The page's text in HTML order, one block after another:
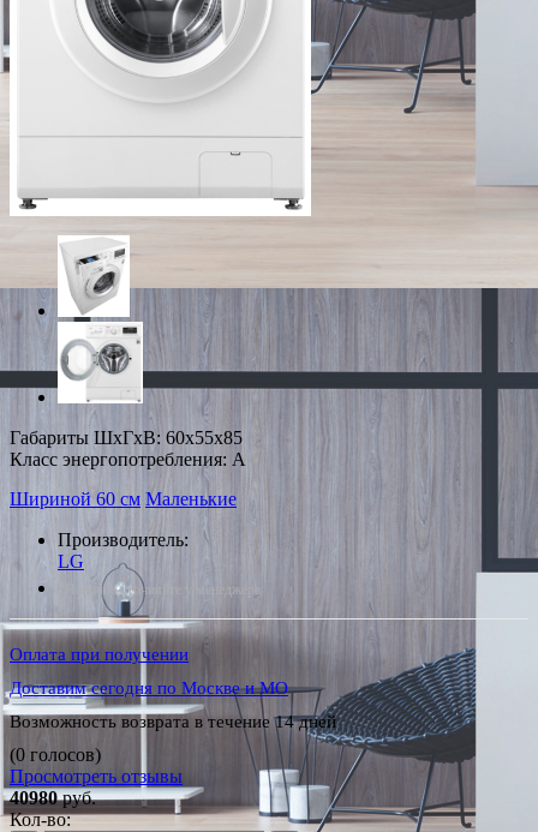
Габариты ШxГxВ: 60x55x85
Класс энергопотребления: A
Шириной 60 см Маленькие
Производитель:
LG
*Наличие уточняйте у менеджера
Оплата при получении
Доставим сегодня по Москве и МО
Возможность возврата в течение 14 дней
(0 голосов)
Просмотреть отзывы
40980руб.
Кол-во: